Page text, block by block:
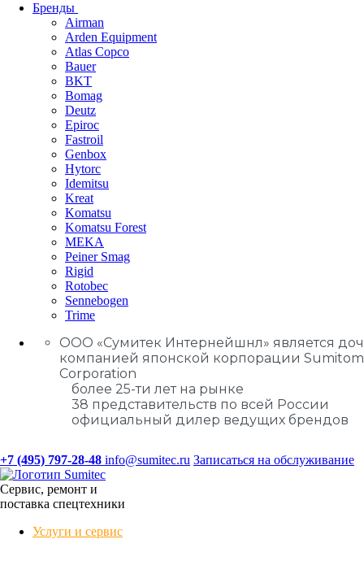
Бренды
Airman
Arden Equipment
Atlas Сopco
Bauer
BKT
Bomag
Deutz
Epiroc
Fastroil
Genbox
Hytorc
Idemitsu
Kreat
Komatsu
Komatsu Forest
MEKA
Peiner Smag
Rigid
Rotobec
Sennebogen
Trime
ООО «Сумитек Интернейшнл» является
компанией японской корпорации
Corporation
более 25-ти лет на рынке
38 представительств по всей России
официальный дилер ведущих брендов
+7 (495) 797-28-48 info@sumitec.ru Записаться на обслуживание
Сервис, ремонт и
поставка спецтехники
Услуги и сервис